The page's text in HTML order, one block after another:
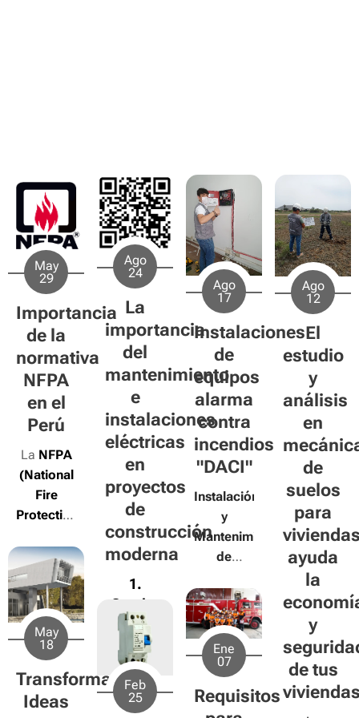
May
29
Importancia
de la
normativa
NFPA
en el
Perú
La NFPA
(National
Fire
Protection
es una
organización
internacional
sin fines
de lucro
fundada
en 1896
en
Ago
24
La
importancia
del
mantenimiento
e
instalaciones
eléctricas
en
proyectos
de
construcción
moderna
1.
Cuadro
de
Cargas:
El
Corazón
del
Ago
17
Instalaciones
de
equipos
alarma
contra
incendios
"DACI"
Instalación
y
Mantenimiento
de
de
Alarma
Contra
Incendios:
Ago
12
El
estudio
y
análisis
en
de
suelos
para
ayuda
la
y
de tus
May
18
Transformando
Ideas
Feb
25
Ene
07
Requisitos